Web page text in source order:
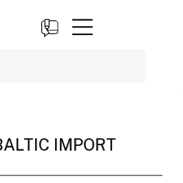
IMPORT